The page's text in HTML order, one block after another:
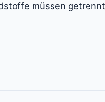
müssen getrennt